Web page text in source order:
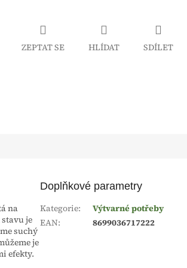
ZEPTAT SE HLÍDAT SDÍLET
na
je
suchý
je
efekty.
Doplňkové parametry
Kategorie:
Výtvarné potřeby
EAN: 8699036717222